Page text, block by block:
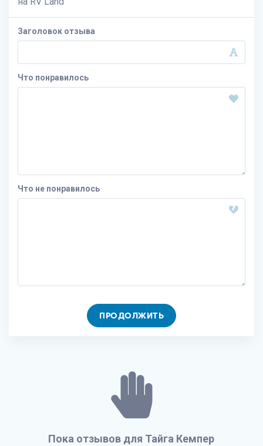
Заголовок отзыва
Что понравилось
Что не понравилось
ПРОДОЛЖИТЬ
Пока отзывов для Тайга Кемпер